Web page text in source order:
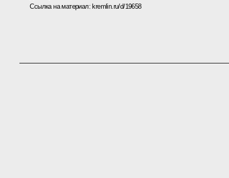
Ссылка на материал: kremlin.ru/d/19658